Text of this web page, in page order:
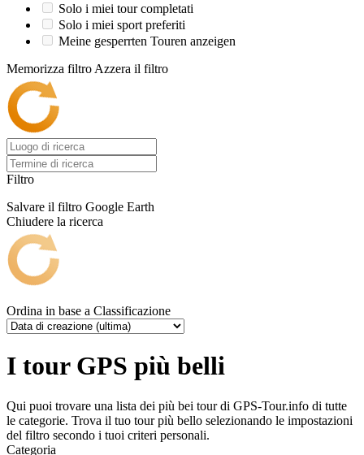
Solo i miei tour completati
Solo i miei sport preferiti
Meine gesperrten Touren anzeigen
Memorizza filtro Azzera il filtro
Filtro
Salvare il filtro Google Earth
Chiudere la ricerca
Ordina in base a Classificazione
I tour GPS più belli
Qui puoi trovare una lista dei più bei tour di GPS-Tour.info di tutte
le categorie. Trova il tuo tour più bello selezionando le impostazioni
del filtro secondo i tuoi criteri personali.
Categoria